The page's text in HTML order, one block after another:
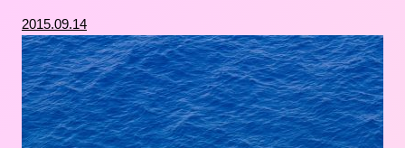
2015.09.14